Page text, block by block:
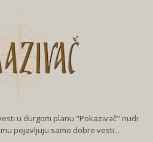
u durgom planu "Pokazivač" nudi
pojavljuju samo dobre vesti...